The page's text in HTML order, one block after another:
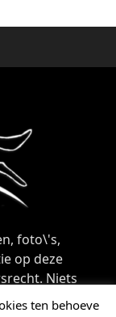
foto\'s,
op deze
Niets
van
ten behoeve